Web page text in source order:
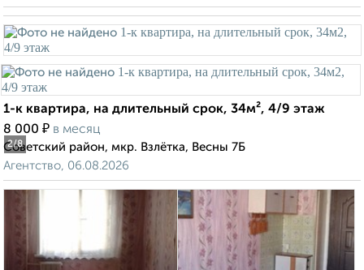
2/8
1-к квартира, на длительный срок, 34м², 4/9 этаж
8 000 ₽ в месяц
Советский район, мкр. Взлётка, Весны 7Б
Агентство, 06.08.2026